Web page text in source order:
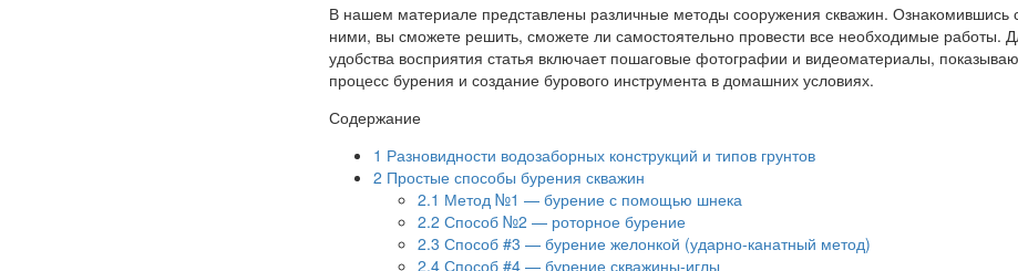
В нашем материале представлены различные методы сооружения скважин. Ознакомившись
ними, вы сможете решить, сможете ли самостоятельно провести все необходимые работы.
удобства восприятия статья включает пошаговые фотографии и видеоматериалы,
процесс бурения и создание бурового инструмента в домашних условиях.
Содержание
1 Разновидности водозаборных конструкций и типов грунтов
2 Простые способы бурения скважин
2.1 Метод №1 — бурение с помощью шнека
2.2 Способ №2 — роторное бурение
2.3 Способ #3 — бурение желонкой (ударно-канатный метод)
2.4 Способ #4 — бурение скважины-иглы